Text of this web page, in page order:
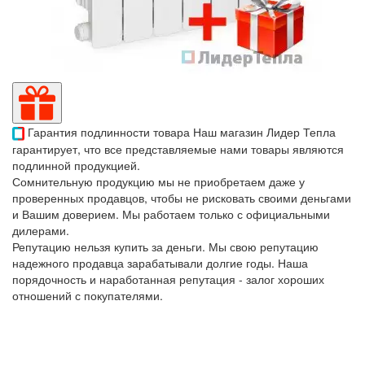
Гарантия подлинности товара Наш магазин Лидер Тепла
гарантирует, что все представляемые нами товары являются
подлинной продукцией.
Сомнительную продукцию мы не приобретаем даже у
проверенных продавцов, чтобы не рисковать своими деньгами
и Вашим доверием. Мы работаем только с официальными
дилерами.
Репутацию нельзя купить за деньги. Мы свою репутацию
надежного продавца зарабатывали долгие годы. Наша
порядочность и наработанная репутация - залог хороших
отношений с покупателями.